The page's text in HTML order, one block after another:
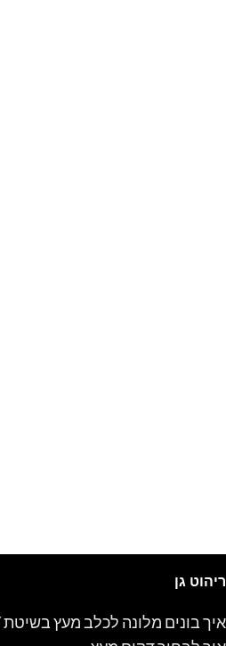
ריהוט גן
איך בונים מלונה לכלב מעץ בשיטת DIY